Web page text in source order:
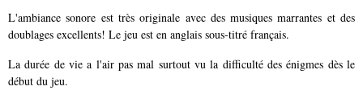
L'ambiance sonore est très originale avec des musiques marrantes et des
doublages excellents! Le jeu est en anglais sous-titré français.
La durée de vie a l'air pas mal surtout vu la difficulté des énigmes dès le
début du jeu.